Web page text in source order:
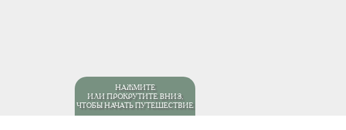
НАЖМИТЕ
ИЛИ ПРОКРУТИТЕ ВНИЗ,
ЧТОБЫ НАЧАТЬ ПУТЕШЕСТВИЕ